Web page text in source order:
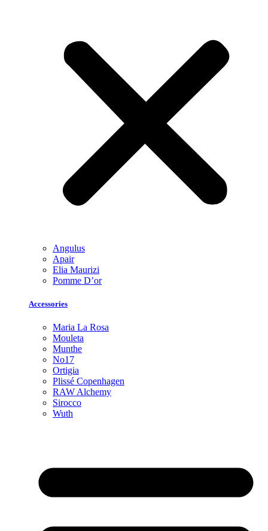
Angulus
Apair
Elia Maurizi
Pomme D’or
Accessories
Maria La Rosa
Mouleta
Munthe
No17
Ortigia
Plissé Copenhagen
RAW Alchemy
Sirocco
Wuth